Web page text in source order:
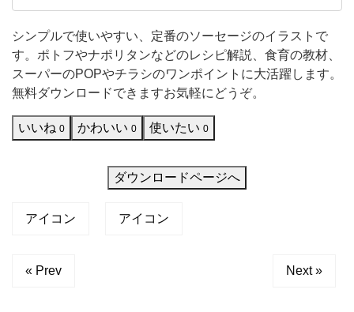
ス
ト
で
す。
ポ
ト
ポ
タ
す。 イラストを通じて見てくださる方に少しで
も喜んでいただけるような作品づくりを心がけ
て「こんな絵がほしい」「フレームがほしい」
とおもっていただけるようなお手伝いができれ
ばとおもっています。よろしくお願い致します
シンプルで使いやすい、定番のソーセージのイラストで
す。ポトフやナポリタンなどのレシピ解説、食育の教材、
スーパーのPOPやチラシのワンポイントに大活躍します。
無料ダウンロードできますお気軽にどうぞ。
いいね 0 かわいい 0 使いたい 0
ダウンロードページへ
アイコン アイコン
« Prev Next »